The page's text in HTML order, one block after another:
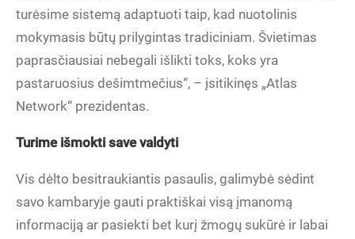
turėsime sistemą adaptuoti taip, kad nuotolinis
mokymasis būtų prilygintas tradiciniam. Švietimas
paprasčiausiai nebegali išlikti toks, koks yra
pastaruosius dešimtmečius“, – įsitikinęs „Atlas
Network“ prezidentas.
Turime išmokti save valdyti
Vis dėlto besitraukiantis pasaulis, galimybė sėdint
savo kambaryje gauti praktiškai visą įmanomą
informaciją ar pasiekti bet kurį žmogų sukūrė ir labai